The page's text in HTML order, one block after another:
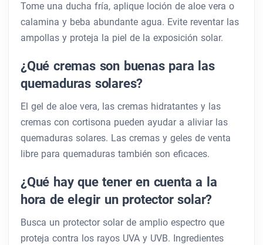
Tome una ducha fría, aplique loción de aloe vera o
calamina y beba abundante agua. Evite reventar las
ampollas y proteja la piel de la exposición solar.
¿Qué cremas son buenas para las
quemaduras solares?
El gel de aloe vera, las cremas hidratantes y las
cremas con cortisona pueden ayudar a aliviar las
quemaduras solares. Las cremas y geles de venta
libre para quemaduras también son eficaces.
¿Qué hay que tener en cuenta a la
hora de elegir un protector solar?
Busca un protector solar de amplio espectro que
proteja contra los rayos UVA y UVB. Ingredientes